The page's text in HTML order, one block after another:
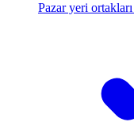
Pazar yeri ortakları